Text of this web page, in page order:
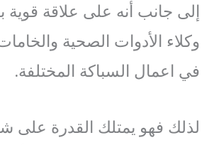
إلى جانب أنه على علاقة قوية
وكلاء الأدوات الصحية
في اعمال السباكة المختلفة.
لذلك فهو يمتلك القدرة على